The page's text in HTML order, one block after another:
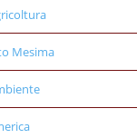
Mesima